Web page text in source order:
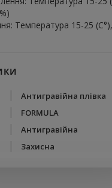
Температура 15-25
Антигравійна плівка
FORMULA
Антигравійна
Захисна